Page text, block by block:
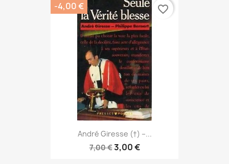
André Giresse (†) –...
7,00 €3,00 €
-4,00 € favorite_border